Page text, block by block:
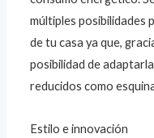
múltiples posibilidades
de tu casa ya que,
posibilidad de
reducidos como
Estilo e innovación